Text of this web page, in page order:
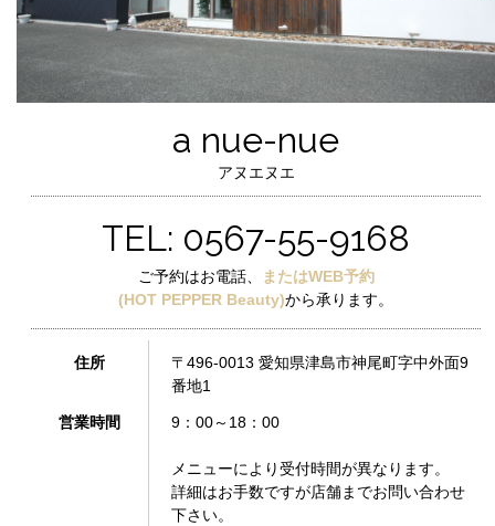
【a nue-nue】
電話でお問い合わせ
TEL: 0567-55-9168
a nue-nue
アヌエヌエ
TEL: 0567-55-9168
ご予約はお電話、
またはWEB予約
(HOT PEPPER Beauty)から承ります。
住所
〒496-0013 愛知県津島市神尾町字中外面9
番地1
営業時間 9：00～18：00
メニューにより受付時間が異なります。
詳細はお手数ですが店舗までお問い合わせ
下さい。